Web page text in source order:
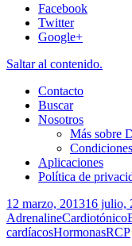
Facebook
Twitter
Google+
Saltar al contenido.
Contacto
Buscar
Nosotros
Más sobre
Aplicaciones
Política de
12 marzo, 201316 julio,
AdrenalineCardiotónico
cardíacosHormonasRCP